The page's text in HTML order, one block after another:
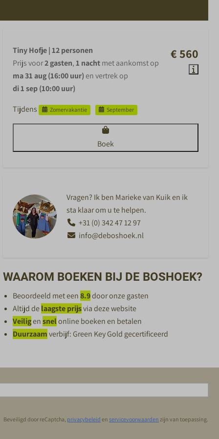
€ 560
Tiny Hofje | 12 personen
Prijs voor2 gasten,1 nachtmet aankomst op
ma 31 aug (16:00 uur) en vertrek op
di 1 sep (10:00 uur)
Tijdens
Zomervakantie September
Boek
Vragen? Ik ben Marieke van Kuik en ik
sta klaar om u te helpen.
+31 (0) 342 47 12 97
info@deboshoek.nl
WAAROM BOEKEN BIJ DE BOSHOEK?
Beoordeeld met een8.9door onze gasten
Altijd delaagste prijsvia deze website
Veiligensnelonline boeken en betalen
Duurzaamverbijf: Green Key Gold gecertificeerd
Beveiligd door reCaptcha, privacybeleid en servicevoorwaarden zijn van toepassing.